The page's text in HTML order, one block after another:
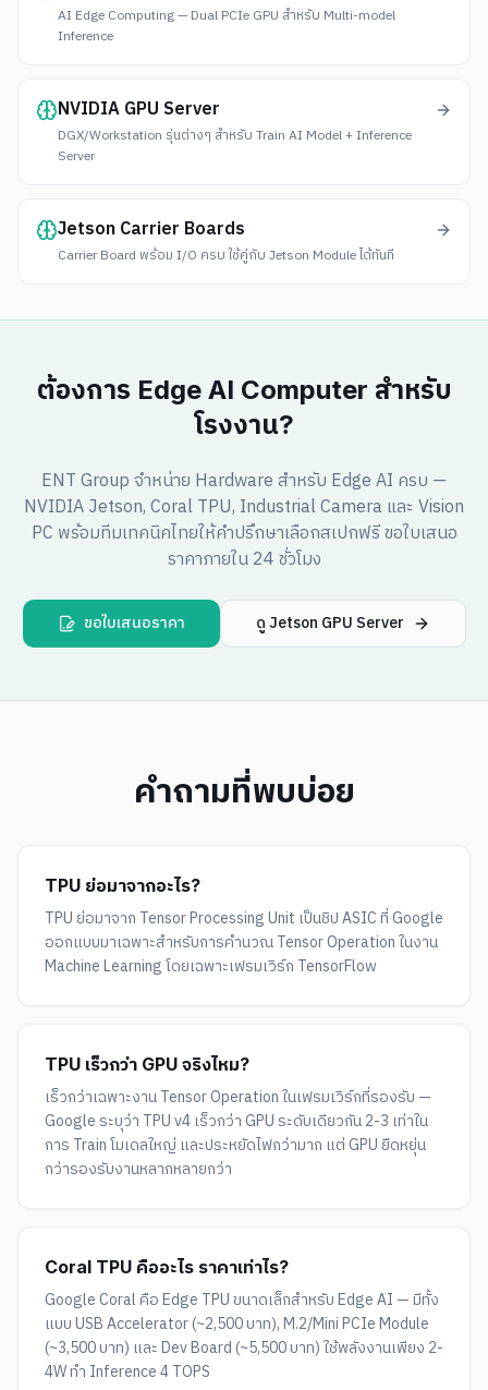
AI Edge Computing — Dual PCIe GPU สำหรับ Multi-model
Inference
NVIDIA GPU Server
DGX/Workstation รุ่นต่างๆ สำหรับ Train AI Model + Inference
Server
Jetson Carrier Boards
Carrier Board พร้อม I/O ครบ ใช้คู่กับ Jetson Module ได้ทันที
ต้องการ Edge AI Computer สำหรับ
โรงงาน?
ENT Group จำหน่าย Hardware สำหรับ Edge AI ครบ —
NVIDIA Jetson, Coral TPU, Industrial Camera และ Vision
PC พร้อมทีมเทคนิคไทยให้คำปรึกษาเลือกสเปกฟรี ขอใบเสนอ
ราคาภายใน 24 ชั่วโมง
ขอใบเสนอราคา ดู Jetson GPU Server
คำถามที่พบบ่อย
TPU ย่อมาจากอะไร?
TPU ย่อมาจาก Tensor Processing Unit เป็นชิป ASIC ที่ Google
ออกแบบมาเฉพาะสำหรับการคำนวณ Tensor Operation ในงาน
Machine Learning โดยเฉพาะเฟรมเวิร์ก TensorFlow
TPU เร็วกว่า GPU จริงไหม?
เร็วกว่าเฉพาะงาน Tensor Operation ในเฟรมเวิร์กที่รองรับ —
Google ระบุว่า TPU v4 เร็วกว่า GPU ระดับเดียวกัน 2-3 เท่าใน
การ Train โมเดลใหญ่ และประหยัดไฟกว่ามาก แต่ GPU ยืดหยุ่น
กว่ารองรับงานหลากหลายกว่า
Coral TPU คืออะไร ราคาเท่าไร?
Google Coral คือ Edge TPU ขนาดเล็กสำหรับ Edge AI — มีทั้ง
แบบ USB Accelerator (~2,500 บาท), M.2/Mini PCIe Module
(~3,500 บาท) และ Dev Board (~5,500 บาท) ใช้พลังงานเพียง 2-
4W ทำ Inference 4 TOPS